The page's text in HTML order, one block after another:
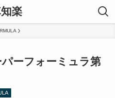
楽
ーフォーミュラ第